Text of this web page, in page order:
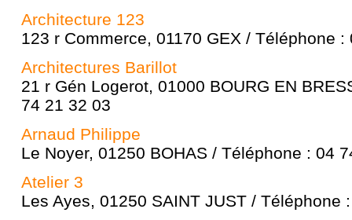
Architecture 123
123 r Commerce, 01170 GEX / Téléphone :
Architectures Barillot
21 r Gén Logerot, 01000 BOURG EN
74 21 32 03
Arnaud Philippe
Le Noyer, 01250 BOHAS / Téléphone : 04
Atelier 3
Les Ayes, 01250 SAINT JUST / Téléphone